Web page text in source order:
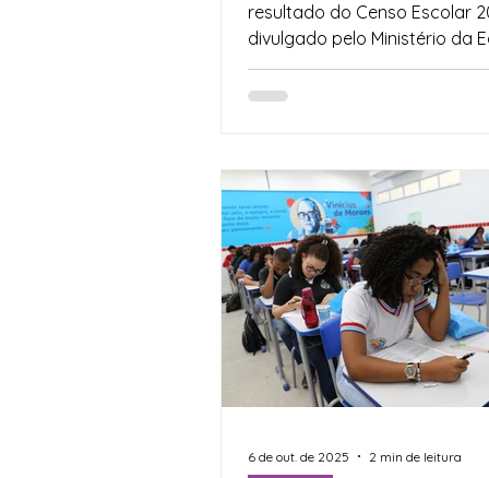
resultado do Censo Escolar
divulgado pelo Ministério da Educação
(MEC) nesta quinta-feira (26),
que a Bahia é o quarto
passado, segundo o
território baiano contabilizou
matrículas na modalidade, o
representa 34% do total de
rede estadual de ensino. A
nacional é de 26%. Na frente
estão apenas São Pau
6 de out. de 2025 2 min de leitura